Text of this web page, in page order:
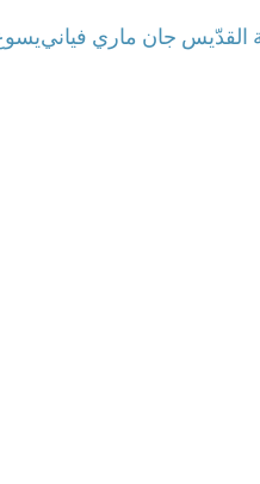
القدّيس جان ماري فياني